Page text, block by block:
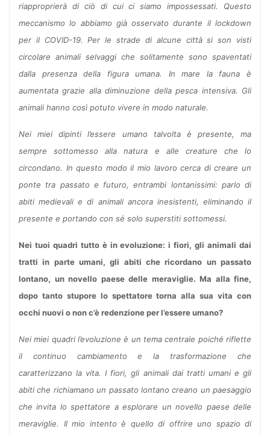
riapproprierà di ciò di cui ci siamo impossessati. Questo
meccanismo lo abbiamo già osservato durante il lockdown
per il COVID-19. Per le strade di alcune città si son visti
circolare animali selvaggi che solitamente sono spaventati
dalla presenza della figura umana. In mare la fauna è
aumentata grazie alla diminuzione della pesca intensiva. Gli
animali hanno così potuto vivere in modo naturale.
Nei miei dipinti l’essere umano talvolta è presente, ma
sempre sottomesso alla natura e alle creature che lo
circondano. In questo modo il mio lavoro cerca di creare un
ponte tra passato e futuro, entrambi lontanissimi: parlo di
abiti medievali e di animali ancora inesistenti, eliminando il
presente e portando con sé solo superstiti sottomessi.
Nei tuoi quadri tutto è in evoluzione: i fiori, gli animali dai
tratti in parte umani, gli abiti che ricordano un passato
lontano, un novello paese delle meraviglie. Ma alla fine,
dopo tanto stupore lo spettatore torna alla sua vita con
occhi nuovi o non c’è redenzione per l’essere umano?
Nei miei quadri l’evoluzione è un tema centrale poiché riflette
il continuo cambiamento e la trasformazione che
caratterizzano la vita. I fiori, gli animali dai tratti umani e gli
abiti che richiamano un passato lontano creano un paesaggio
che invita lo spettatore a esplorare un novello paese delle
meraviglie. Il mio intento è quello di offrire uno spazio di